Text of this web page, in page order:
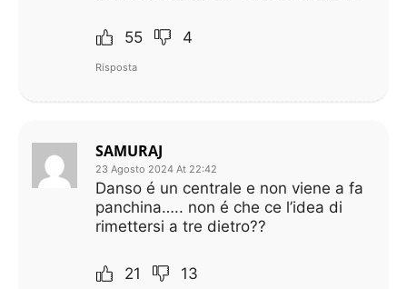
55 4
Risposta
SAMURAJ
23 Agosto 2024 At 22:42
Danso é un centrale e non viene a fa
panchina….. non é che ce l’idea di
rimettersi a tre dietro??
21 13